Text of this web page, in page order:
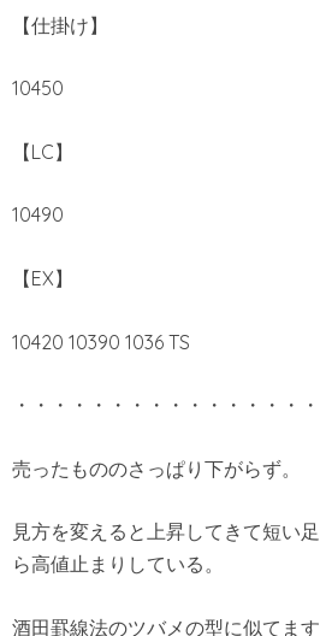
【仕掛け】
10450
【LC】
10490
【EX】
10420 10390 1036 TS
・・・・・・・・・・・・・・・
売ったもののさっぱり下がらず。
見方を変えると上昇してきて短い
ら高値止まりしている。
酒田罫線法のツバメの型に似てます